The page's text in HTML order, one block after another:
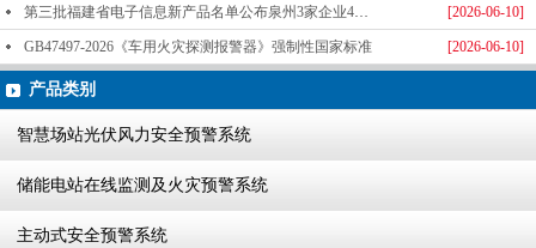
[2026-06-10]
第三批福建省电子信息新产品名单公布泉州3家企业4款产品成功入选-泉州天龙科技
[2026-06-10]
GB47497-2026《车用火灾探测报警器》强制性国家标准
产品类别
智慧场站光伏风力安全预警系统
储能电站在线监测及火灾预警系统
主动式安全预警系统